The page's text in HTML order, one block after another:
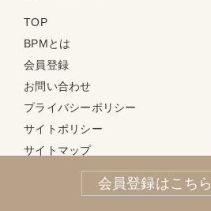
TOP
BPMとは
会員登録
お問い合わせ
プライバシーポリシー
サイトポリシー
サイトマップ
About BPM(English)会員登録はこちら